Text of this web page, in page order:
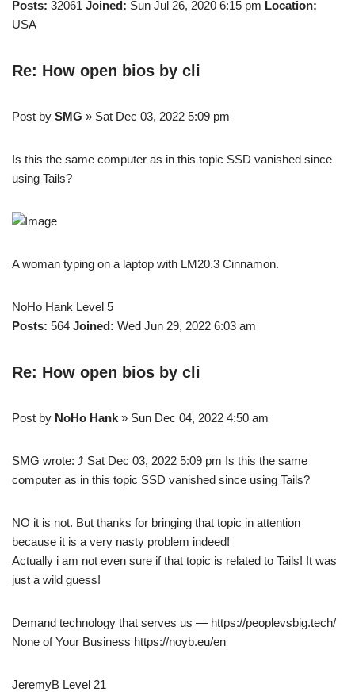
Posts: 32061 Joined: Sun Jul 26, 2020 6:15 pm Location:
USA
Re: How open bios by cli
Post by SMG » Sat Dec 03, 2022 5:09 pm
Is this the same computer as in this topic SSD vanished since
using Tails?
A woman typing on a laptop with LM20.3 Cinnamon.
NoHo Hank Level 5
Posts: 564 Joined: Wed Jun 29, 2022 6:03 am
Re: How open bios by cli
Post by NoHo Hank » Sun Dec 04, 2022 4:50 am
SMG wrote: ⤴ Sat Dec 03, 2022 5:09 pm Is this the same
computer as in this topic SSD vanished since using Tails?
NO it is not. But thanks for bringing that topic in attention
because it is a very nasty problem indeed!
Actually i am not even sure if that topic is related to Tails! It was
just a wild guess!
Demand technology that serves us — https://peoplevsbig.tech/
None of Your Business https://noyb.eu/en
JeremyB Level 21